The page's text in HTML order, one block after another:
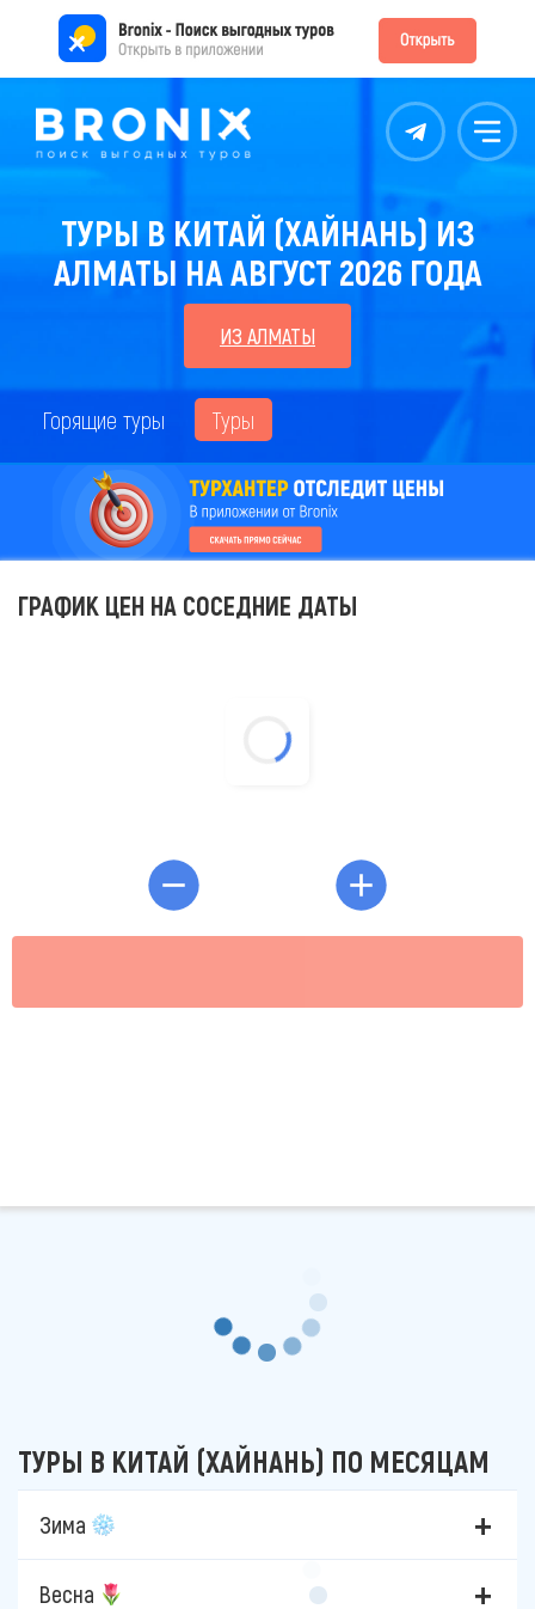
Контакты Меню
ТУРЫ В КИТАЙ (ХАЙНАНЬ) ИЗ
АЛМАТЫ НА АВГУСТ 2026 ГОДА
ИЗ АЛМАТЫ
Горящие туры Туры
ГРАФИК ЦЕН НА СОСЕДНИЕ ДАТЫ
ТУРЫ В КИТАЙ (ХАЙНАНЬ) ПО МЕСЯЦАМ
Зима
Весна